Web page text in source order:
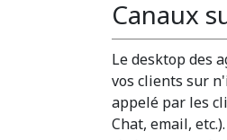
Canaux
Le desktop des
vos clients sur
appelé par les
Chat, email,